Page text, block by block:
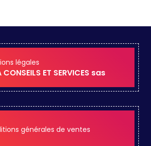
légales
CONSEILS ET SERVICES sas
générales de ventes